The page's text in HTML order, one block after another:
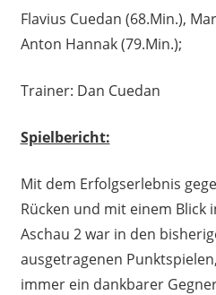
Flavius Cuedan (68.Min.),
Anton Hannak (79.Min.);
Trainer: Dan Cuedan
Spielbericht:
Mit dem Erfolgserlebnis
Rücken und mit einem Blick
Aschau 2 war in den
ausgetragenen
immer ein dankbarer